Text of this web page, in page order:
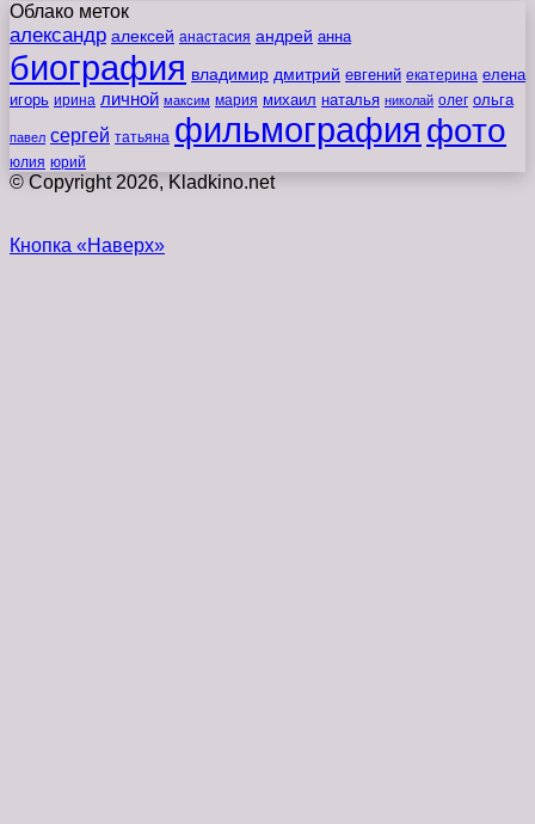
Облако меток
александр алексей анастасия андрей анна
биография владимир дмитрий евгений екатерина елена
игорь ирина личной максим мария михаил наталья николай олег ольга
павел сергей татьяна фильмография фото
юлия юрий
© Copyright 2026, Kladkino.net
Кнопка «Наверх»